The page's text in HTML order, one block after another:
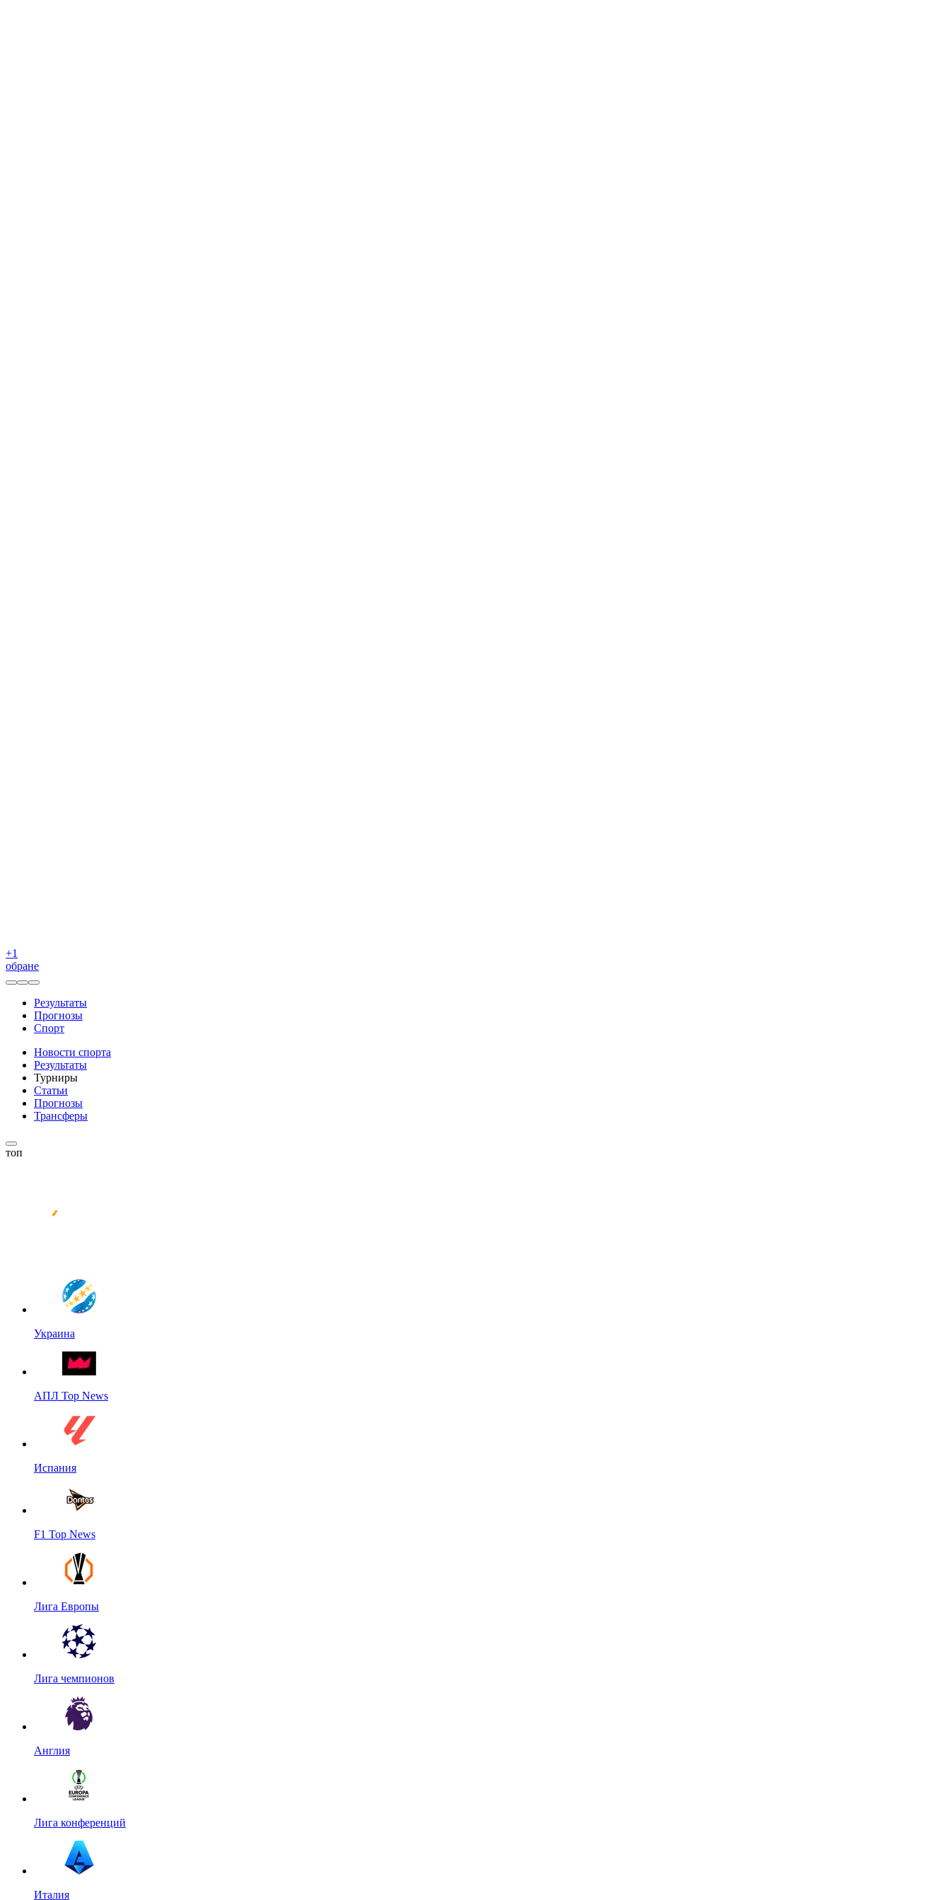
+1
обране
Результаты
Прогнозы
Спорт
Новости спорта
Результаты
Турниры
Статьи
Прогнозы
Трансферы
топ
Украина
АПЛ Top News
Испания
F1 Top News
Лига Европы
Лига чемпионов
Англия
Лига конференций
Италия